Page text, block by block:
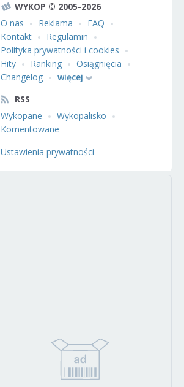
WYKOP © 2005-2026
O nas
Reklama
FAQ
Kontakt
Regulamin
Polityka prywatności i cookies
Hity
Ranking
Osiągnięcia
Changelog
więcej
RSS
Wykopane
Wykopalisko
Komentowane
Ustawienia prywatności